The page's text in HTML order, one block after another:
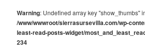
Warning: Undefined array key "show_thumbs"
/www/wwwroot/sierrasursevilla.com/wp-
least-read-posts-widget/
234